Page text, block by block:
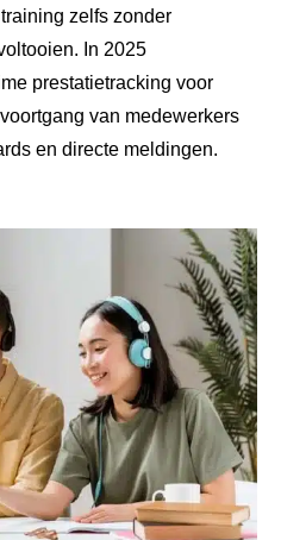
zelfs zonder
In 2025
prestatietracking voor
van medewerkers
en directe meldingen.